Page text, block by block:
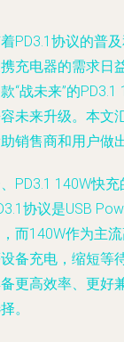
PD3.1协议的普
充电器的需求日
“战未来”的
未来升级。本文
销售商和用户做
PD3.1 140W快
协议是USB
而140W作为主
备充电，缩短等
更高效率、更好
。